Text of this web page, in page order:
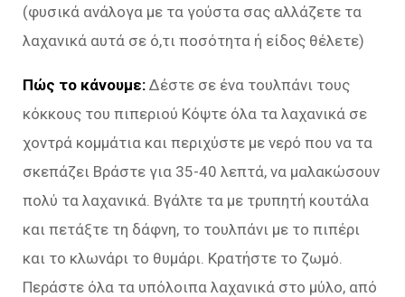
(φυσικά ανάλογα με τα γούστα σας αλλάζετε τα
λαχανικά αυτά σε ό,τι ποσότητα ή είδος θέλετε)
Πώς το κάνουμε: Δέστε σε ένα τουλπάνι τους
κόκκους του πιπεριού Κόψτε όλα τα λαχανικά σε
χοντρά κομμάτια και περιχύστε με νερό που να τα
σκεπάζει Βράστε για 35-40 λεπτά, να μαλακώσουν
πολύ τα λαχανικά. Βγάλτε τα με τρυπητή κουτάλα
και πετάξτε τη δάφνη, το τουλπάνι με το πιπέρι
και το κλωνάρι το θυμάρι. Κρατήστε το ζωμό.
Περάστε όλα τα υπόλοιπα λαχανικά στο μύλο, από